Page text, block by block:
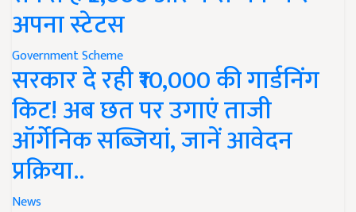
अपना स्टेटस
Government Scheme
सरकार दे रही ₹10,000 की गार्डनिंग
किट! अब छत पर उगाएं ताजी
ऑर्गेनिक सब्जियां, जानें आवेदन
प्रक्रिया..
News